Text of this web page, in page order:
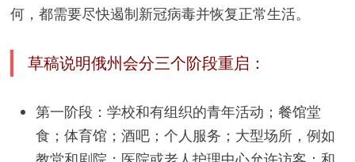
何，都需要尽快遏制新冠病毒并恢复正常生活。
草稿说明俄州会分三个阶段重启：
第一阶段：学校和有组织的青年活动；餐馆堂
食；体育馆；酒吧；个人服务；大型场所，例如